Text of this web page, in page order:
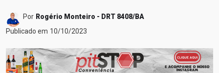
Por Rogério Monteiro - DRT 8408/BA
Publicado em 10/10/2023